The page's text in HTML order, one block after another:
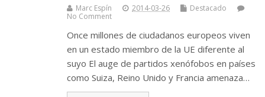
Marc Espín 2014-03-26
Destacado
No Comment
Once millones de ciudadanos europeos viven
en un estado miembro de la UE diferente al
suyo El auge de partidos xenófobos en países
como Suiza, Reino Unido y Francia amenaza…